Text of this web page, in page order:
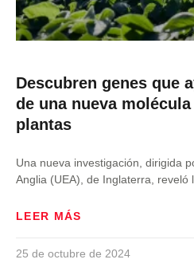
Descubren genes que
de una nueva
plantas
Una nueva investigación, dirigida
Anglia (UEA), de Inglaterra, reveló
LEER MÁS
25 de octubre de 2024